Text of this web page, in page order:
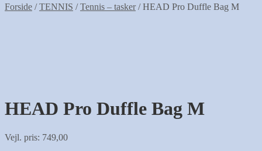
Forside /TENNIS /Tennis – tasker/HEAD Pro Duffle Bag M
HEAD Pro Duffle Bag M
Vejl. pris: 749,00